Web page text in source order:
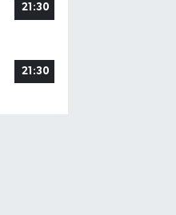
21:30
21:30